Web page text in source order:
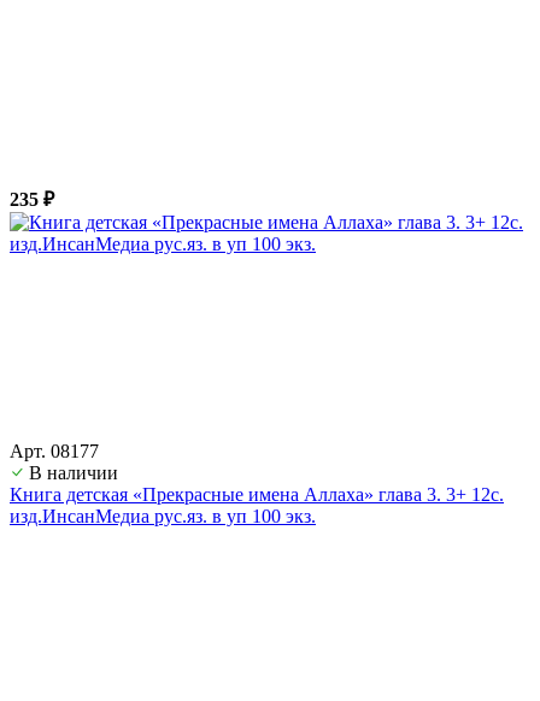
235 ₽
Арт. 08177
В наличии
Книга детская «Прекрасные имена Аллаха» глава 3. 3+ 12с.
изд.ИнсанМедиа рус.яз. в уп 100 экз.